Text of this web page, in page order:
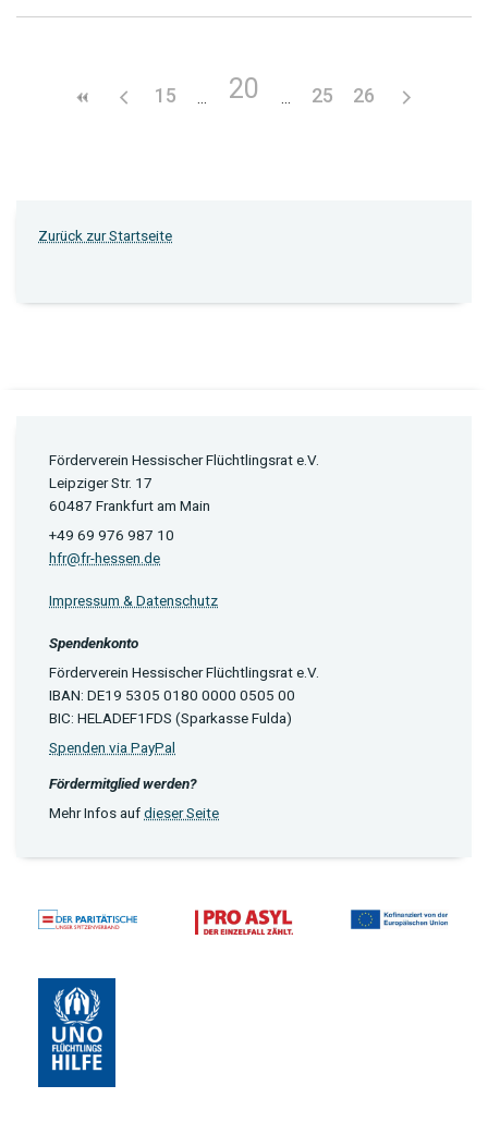
15 20 25 26
Zurück zur Startseite
Förderverein Hessischer Flüchtlingsrat e.V.
Leipziger Str. 17
60487 Frankfurt am Main
+49 69 976 987 10
hfr@fr-hessen.de
Impressum & Datenschutz
Spendenkonto
Förderverein Hessischer Flüchtlingsrat e.V.
IBAN: DE19 5305 0180 0000 0505 00
BIC: HELADEF1FDS (Sparkasse Fulda)
Spenden via PayPal
Fördermitglied werden?
Mehr Infos aufdieser Seite